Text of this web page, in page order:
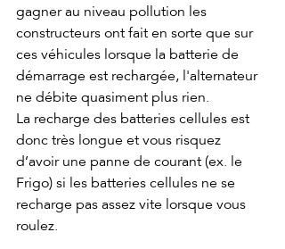
gagner au niveau pollution les
constructeurs ont fait en sorte que sur
ces véhicules lorsque la batterie de
démarrage est rechargée, l'alternateur
ne débite quasiment plus rien.
La recharge des batteries cellules est
donc très longue et vous risquez
d’avoir une panne de courant (ex. le
Frigo) si les batteries cellules ne se
recharge pas assez vite lorsque vous
roulez.